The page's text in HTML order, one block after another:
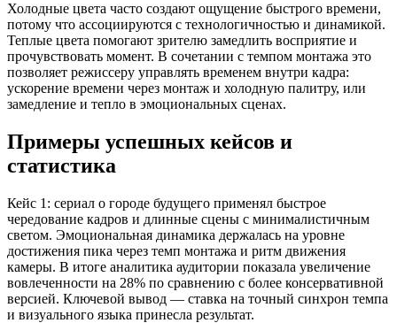
Холодные цвета часто создают ощущение быстрого времени,
потому что ассоциируются с технологичностью и динамикой.
Теплые цвета помогают зрителю замедлить восприятие и
прочувствовать момент. В сочетании с темпом монтажа это
позволяет режиссеру управлять временем внутри кадра:
ускорение времени через монтаж и холодную палитру, или
замедление и тепло в эмоциональных сценах.
Примеры успешных кейсов и
статистика
Кейс 1: сериал о городе будущего применял быстрое
чередование кадров и длинные сцены с минималистичным
светом. Эмоциональная динамика держалась на уровне
достижения пика через темп монтажа и ритм движения
камеры. В итоге аналитика аудитории показала увеличение
вовлеченности на 28% по сравнению с более консервативной
версией. Ключевой вывод — ставка на точный синхрон темпа
и визуального языка принесла результат.